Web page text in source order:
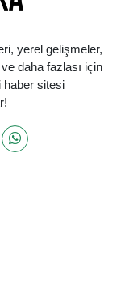
yerel gelişmeler,
daha fazlası için
haber sitesi